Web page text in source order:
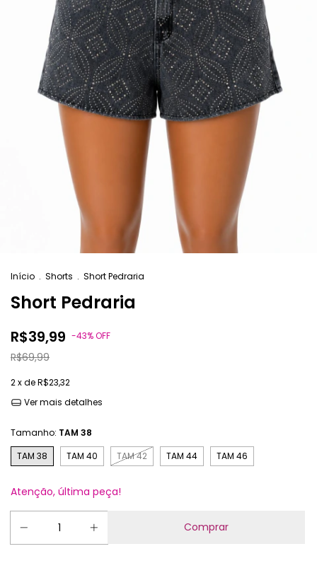
Início . Shorts . Short Pedraria
Short Pedraria
R$39,99 -43%OFF
R$69,99
2x deR$23,32
Ver mais detalhes
Tamanho: TAM 38
TAM 38
TAM 40 TAM 42 TAM 44 TAM 46
Atenção, última peça!